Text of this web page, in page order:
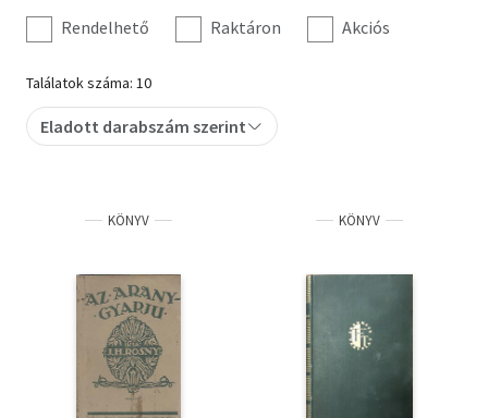
Irodalom
Művészet
Szakkönyv
Tankönyv, segédkönyv
Társadalomtudomány
Természettudomány
Történelem
szűrés
Rendelhető
Raktáron Akciós
Találatok száma: 10
Eladott darabszám szerint
KÖNYV KÖNYV